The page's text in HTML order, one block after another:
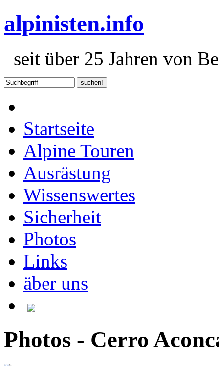
alpinisten.info
seit über 25 Jahren von
Startseite
Alpine Touren
Ausrästung
Wissenswertes
Sicherheit
Photos
Links
äber uns
Photos - Cerro